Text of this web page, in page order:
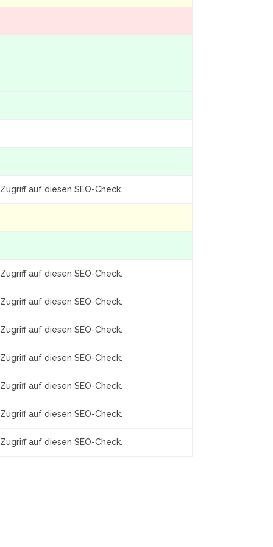
auf diesen SEO-Check.
auf diesen SEO-Check.
auf diesen SEO-Check.
auf diesen SEO-Check.
auf diesen SEO-Check.
auf diesen SEO-Check.
auf diesen SEO-Check.
auf diesen SEO-Check.